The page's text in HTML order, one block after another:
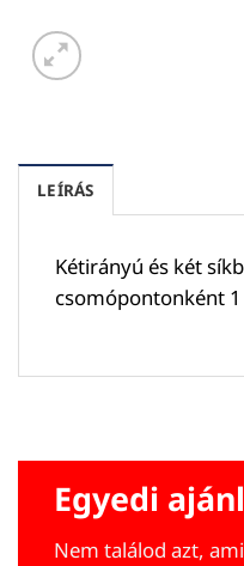
LEÍRÁS
Kétirányú és két
csomópontonként
Egyedi
Nem találod azt,